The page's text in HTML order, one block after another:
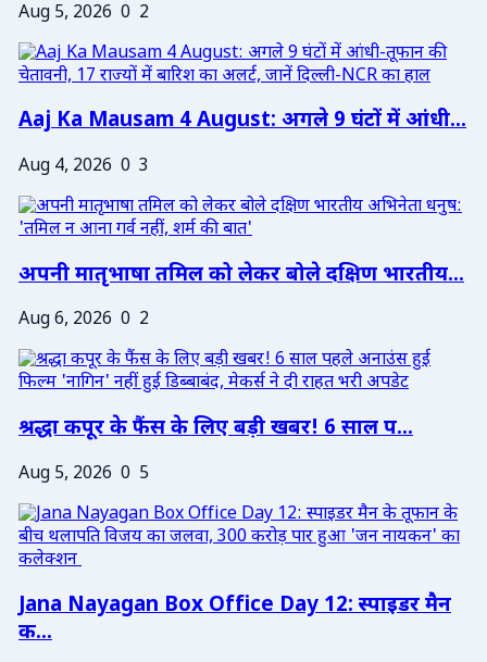
Aug 5, 2026 0 2
Aaj Ka Mausam 4 August: अगले 9 घंटों में आंधी...
Aug 4, 2026 0 3
अपनी मातृभाषा तमिल को लेकर बोले दक्षिण भारतीय...
Aug 6, 2026 0 2
श्रद्धा कपूर के फैंस के लिए बड़ी खबर! 6 साल प...
Aug 5, 2026 0 5
Jana Nayagan Box Office Day 12: स्पाइडर मैन
क...